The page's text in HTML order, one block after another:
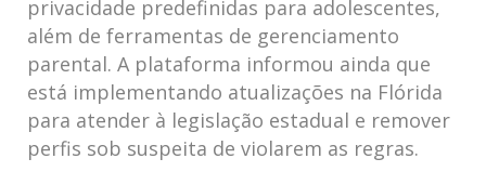
privacidade predefinidas para adolescentes,
além de ferramentas de gerenciamento
parental. A plataforma informou ainda que
está implementando atualizações na Flórida
para atender à legislação estadual e remover
perfis sob suspeita de violarem as regras.